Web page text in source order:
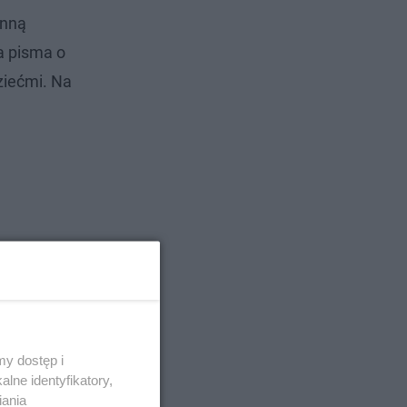
pisma o
Na
dostęp i
identyfikatory,